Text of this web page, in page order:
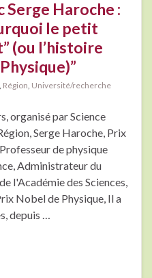
Serge Haroche :
le petit
(ou l’histoire
Région Université/recherche
organisé par Science
Serge Haroche, Prix
de physique
Administrateur du
l'Académie des Sciences,
Nobel de Physique, Il a
depuis …